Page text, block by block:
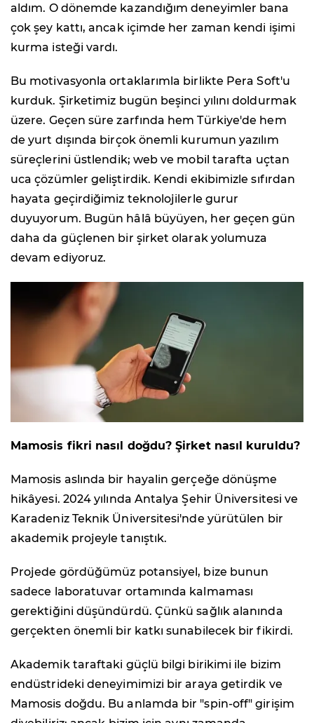
aldım. O dönemde kazandığım deneyimler bana
çok şey kattı, ancak içimde her zaman kendi işimi
kurma isteği vardı.
Bu motivasyonla ortaklarımla birlikte Pera Soft'u
kurduk. Şirketimiz bugün beşinci yılını doldurmak
üzere. Geçen süre zarfında hem Türkiye'de hem
de yurt dışında birçok önemli kurumun yazılım
süreçlerini üstlendik; web ve mobil tarafta uçtan
uca çözümler geliştirdik. Kendi ekibimizle sıfırdan
hayata geçirdiğimiz teknolojilerle gurur
duyuyorum. Bugün hâlâ büyüyen, her geçen gün
daha da güçlenen bir şirket olarak yolumuza
devam ediyoruz.
Mamosis fikri nasıl doğdu? Şirket nasıl kuruldu?
Mamosis aslında bir hayalin gerçeğe dönüşme
hikâyesi. 2024 yılında Antalya Şehir Üniversitesi ve
Karadeniz Teknik Üniversitesi'nde yürütülen bir
akademik projeyle tanıştık.
Projede gördüğümüz potansiyel, bize bunun
sadece laboratuvar ortamında kalmaması
gerektiğini düşündürdü. Çünkü sağlık alanında
gerçekten önemli bir katkı sunabilecek bir fikirdi.
Akademik taraftaki güçlü bilgi birikimi ile bizim
endüstrideki deneyimimizi bir araya getirdik ve
Mamosis doğdu. Bu anlamda bir "spin-off" girişim